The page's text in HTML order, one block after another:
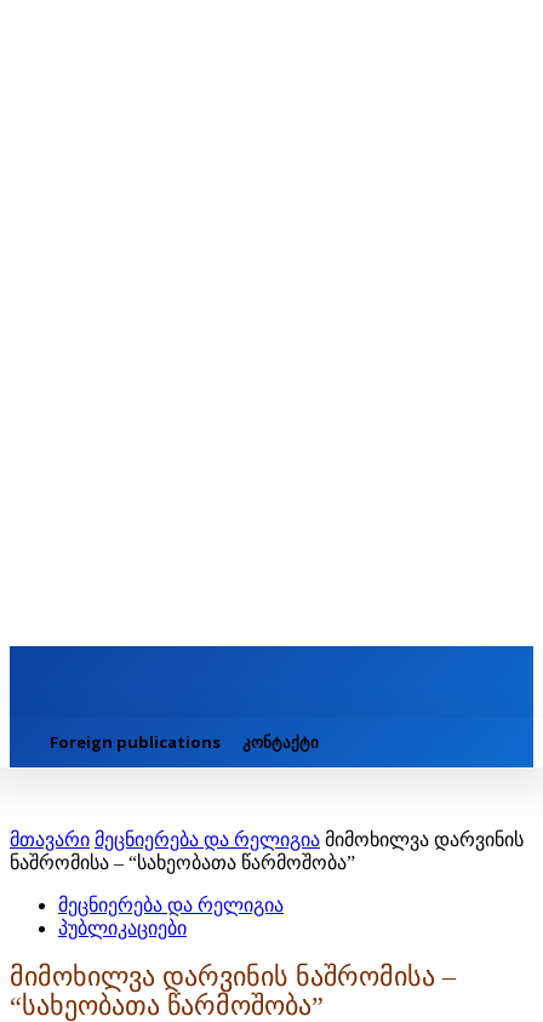
Foreign publications კონტაქტი
მთავარი მეცნიერება და რელიგია მიმოხილვა დარვინის
ნაშრომისა – “სახეობათა წარმოშობა”
მეცნიერება და რელიგია
პუბლიკაციები
მიმოხილვა დარვინის ნაშრომისა –
“სახეობათა წარმოშობა”